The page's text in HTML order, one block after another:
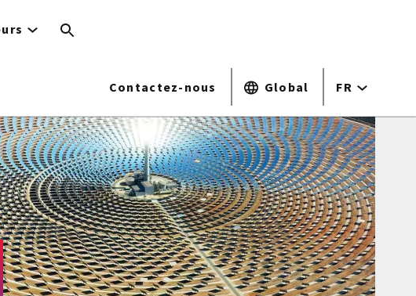
Contactez-nous Global FR